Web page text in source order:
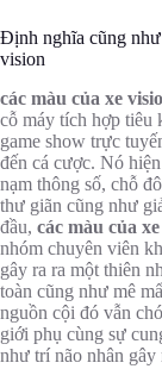
Định nghĩa cũng như
vision
các màu của xe
cỗ máy tích hợp tiêu
game show trực
đến cá cược. Nó
nạm thông số, chỗ
thư giãn cũng như
đầu, các màu của
nhóm chuyên viên
gây ra ra một thiên
toàn cũng như mê
nguồn cội đó vẫn
giới phụ cùng sự
như trí não nhân gây